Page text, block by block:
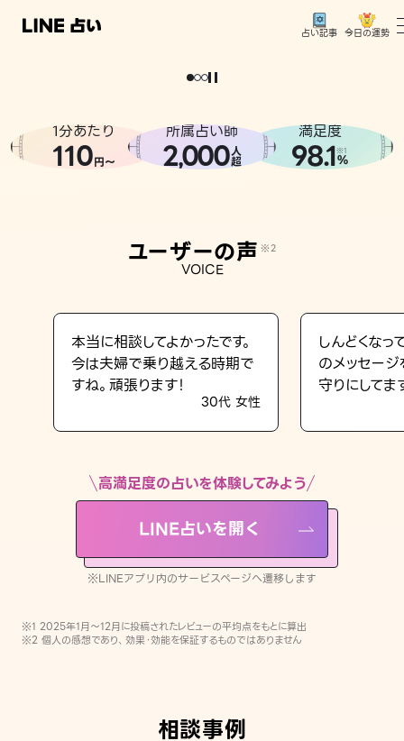
占い記事 今日の運勢
相談事例
LINE占いを開く
※LINEアプリ内のサービスページへ遷移します
どうせなら
。
1分あたり
110円〜
所属占い師
2,000人
超
満足度
98.1※1
%
ユーザーの声 ※2
VOICE
本当に相談してよかったです。
今は夫婦で乗り越える時期で
すね。頑張ります！
30代 女性
しんどくなっ
のメッセー
守りにしてま
高満足度の占いを体験してみよう
LINE占いを開く
※LINEアプリ内のサービスページへ遷移します
※1 2025年1月〜12月に投稿されたレビューの平均点をもとに算出
※2 個人の感想であり、効果・効能を保証するものではありません
相談事例